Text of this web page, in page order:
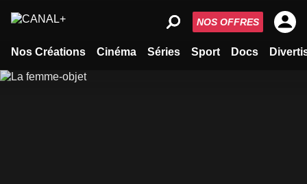
Nos Créations Cinéma Séries Sport Docs
NOS OFFRES